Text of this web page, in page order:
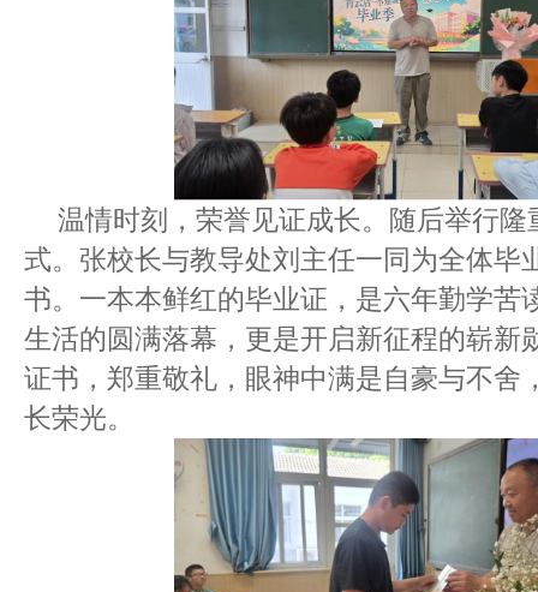
温情时刻，荣誉见证成长。随后举行
式。张校长与教导处刘主任一同为全体毕
书。一本本鲜红的毕业证，是六年勤学苦
生活的圆满落幕，更是开启新征程的崭新
证书，郑重敬礼，眼神中满是自豪与不舍
长荣光。